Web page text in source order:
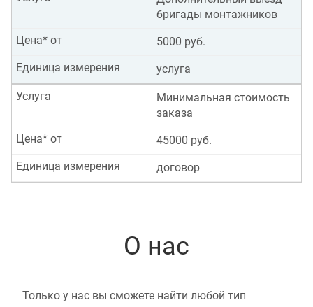
бригады монтажников
5000 руб.
Цена* от
услуга
Единица измерения
Минимальная стоимость
заказа
Услуга
45000 руб.
Цена* от
договор
Единица измерения
О нас
Только у нас вы сможете найти любой тип